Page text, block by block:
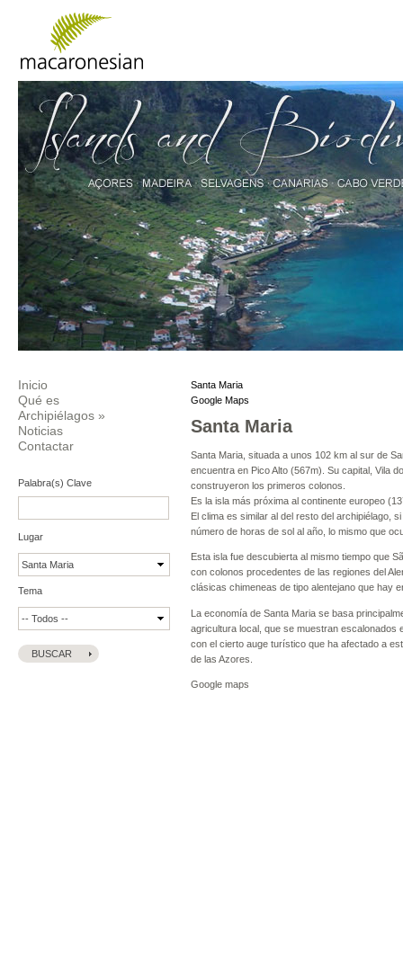
Inicio
Qué es
Archipiélagos »
Noticias
Contactar
Palabra(s) Clave
Lugar
Tema
Santa Maria
Google Maps
Santa Maria
Santa Maria, situada a unos 102 km al sur de
encuentra en Pico Alto (567m). Su capital, Vila
construyeron los primeros colonos.
Es la isla más próxima al continente europeo
El clima es similar al del resto del archipiélago,
número de horas de sol al año, lo mismo que
Esta isla fue descubierta al mismo tiempo que
con colonos procedentes de las regiones del
clásicas chimeneas de tipo alentejano que hay
La economía de Santa Maria se basa
agricultura local, que se muestran escalonados
con el cierto auge turístico que ha afectado a
de las Azores.
Google maps